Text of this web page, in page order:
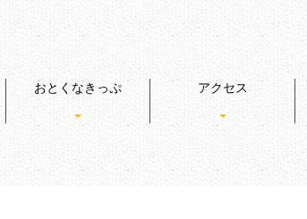
おとくなきっぷ アクセス